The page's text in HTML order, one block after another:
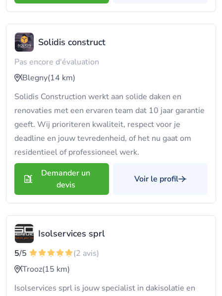
Solidis construct
Pas encore d'évaluation
Blegny(14 km)
Solidis Construction werkt aan solide daken en
renovaties met een ervaren team dat 10 jaar garantie
geeft. Wij prioriteren kwaliteit, respect voor je
deadline en jouw tevredenheid, of het nu gaat om
residentieel of professioneel werk.
Demander un
devis
Voir le profil
Isolservices sprl
5/5
(2 avis)
Trooz(15 km)
Isolservices sprl is jouw specialist in dakisolatie en